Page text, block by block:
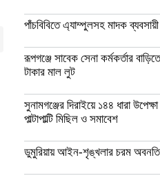
পাঁচবিবিতে এ্যাম্পুলসহ মাদক
রূপগঞ্জে সাবেক সেনা কর্মকর্তার
টাকার মাল লুট
সুনামগঞ্জের দিরাইয়ে ১৪৪ ধারা
পাল্টাপাল্টি মিছিল ও সমাবেশ
ডুমুরিয়ায় আইন-শৃঙ্খলার চরম অবনতি: